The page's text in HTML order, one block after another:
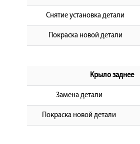
Снятие установка детали
Покраска новой детали
Крыло заднее
Замена детали
Покраска новой детали